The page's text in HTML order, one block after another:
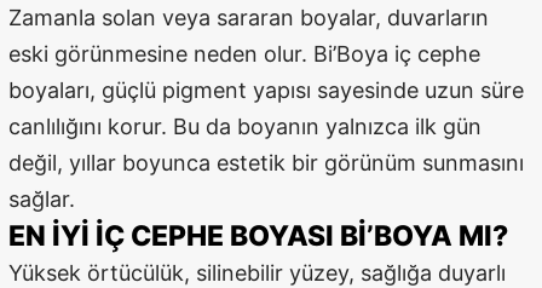
Zamanla solan veya sararan boyalar, duvarların
eski görünmesine neden olur. Bi’Boya iç cephe
boyaları, güçlü pigment yapısı sayesinde uzun süre
canlılığını korur. Bu da boyanın yalnızca ilk gün
değil, yıllar boyunca estetik bir görünüm sunmasını
sağlar.
EN İYI İÇ CEPHE BOYASI BI’BOYA MI?
Yüksek örtücülük, silinebilir yüzey, sağlığa duyarlı